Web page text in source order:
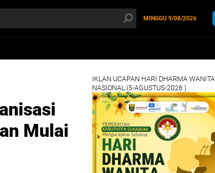
MINGGU 9/08/2026
Mulai
IKLAN UCAPAN HARI DHARMA WANITA
NASIONAL (5-AGUSTUS-2026 )